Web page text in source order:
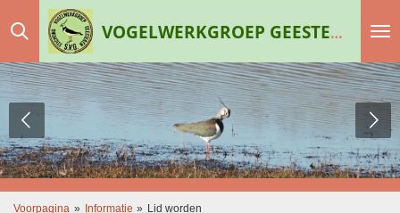
direct
de
hoofdinhoud
VOGELWERKGROEP GEESTEREN
Voorpagina » Informatie » Lid worden